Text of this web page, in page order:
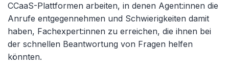
CCaaS-Plattformen arbeiten, in denen Agent:innen die
Anrufe entgegennehmen und Schwierigkeiten damit
haben, Fachexpert:innen zu erreichen, die ihnen bei
der schnellen Beantwortung von Fragen helfen
könnten.